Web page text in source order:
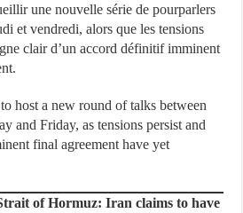
une nouvelle série de pourparlers
et vendredi, alors que les tensions
clair d’un accord définitif imminent
host a new round of talks between
and Friday, as tensions persist and
final agreement have yet
of Hormuz: Iran claims to have